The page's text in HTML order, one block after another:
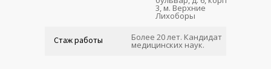
3, м. Верхние
Лихоборы
Стаж работы Более 20 лет. Кандидат
медицинских наук.